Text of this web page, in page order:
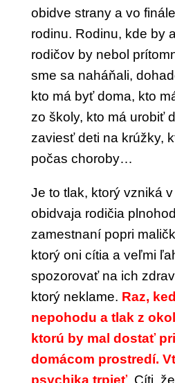
obidve strany a vo
rodinu. Rodinu, kde by
rodičov by nebol
sme sa naháňali,
kto má byť doma, kto
zo školy, kto má urobiť
zaviesť deti na krúžky,
počas choroby…
Je to tlak, ktorý vzniká
obidvaja rodičia
zamestnaní popri
ktorý oni cítia a veľmi
spozorovať na ich
ktorý neklame. Raz,
nepohodu a tlak z
ktorú by mal dostať
domácom prostredí.
psychika trpieť. Cíti,